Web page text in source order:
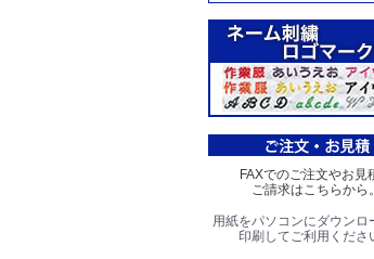
FAXでのご注文やお見
ご請求はこちらから。
用紙をパソコンにダウンロ
印刷してご利用くださ